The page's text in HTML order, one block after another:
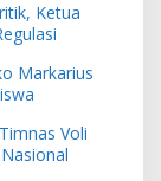
Ketua
Markarius
Voli